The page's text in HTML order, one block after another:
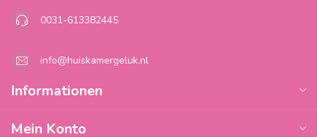
0031-613382445
info@huiskamergeluk.nl
Informationen
Mein Konto